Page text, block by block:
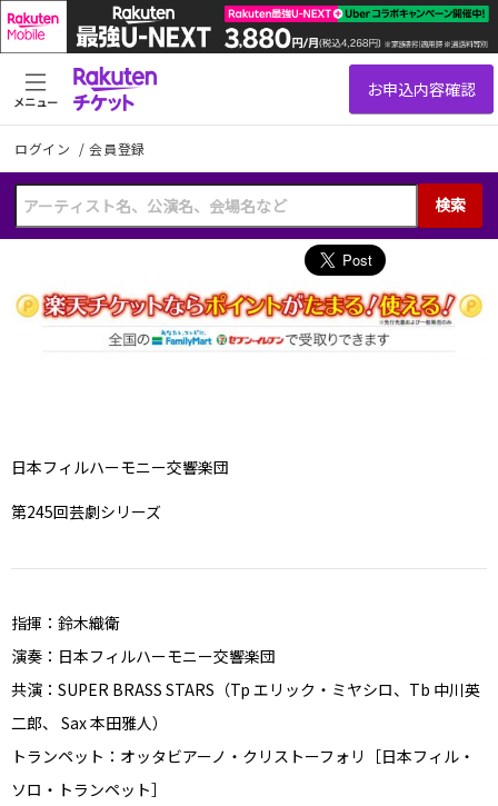
ログイン /会員登録
検索
メニュー
日本フィルハーモニー交響楽団
第245回芸劇シリーズ
指揮：鈴木織衛
演奏：日本フィルハーモニー交響楽団
共演：SUPER BRASS STARS（Tp エリック・ミヤシロ、Tb 中川英
二郎、 Sax 本田雅人）
トランペット：オッタビアーノ・クリストーフォリ［日本フィル・
ソロ・トランペット］